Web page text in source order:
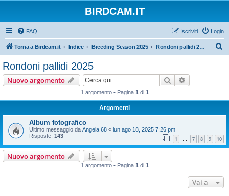
BIRDCAM.IT
FAQ Login
Iscriviti
Torna a Birdcam.it Indice Breeding Season 2025 Rondoni pallidi 2025
Rondoni pallidi 2025
Nuovo argomento Cerca
1 argomento • Pagina 1 di 1
Argomenti
Album fotografico
Ultimo messaggio da Angela 68 « lun ago 18, 2025 7:26 pm
Risposte: 143 1 … 7 8 9 10
Nuovo argomento
1 argomento • Pagina 1 di 1
Vai a